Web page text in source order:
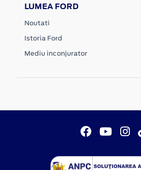
LUMEA FORD
Noutati
Istoria Ford
Mediu inconjurator